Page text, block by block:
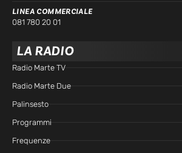
LINEA COMMERCIALE
081 780 20 01
LA RADIO
Radio Marte TV
Radio Marte Due
Palinsesto
Programmi
Frequenze